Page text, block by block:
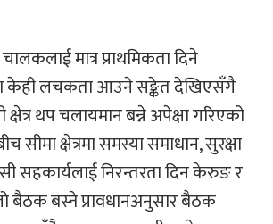
मात्र प्राथमिकता दिने
केही लचकता आउने सङ्केत देखिएसँगै
क्षेत्र थप चलायमान बन्ने अपेक्षा गरिएको
सीमा क्षेत्रमा समस्या समाधान, सुरक्षा
सहकार्यलाई निरन्तरता दिन केरुङ र
बैठक बस्ने प्रावधानअनुसार बैठक